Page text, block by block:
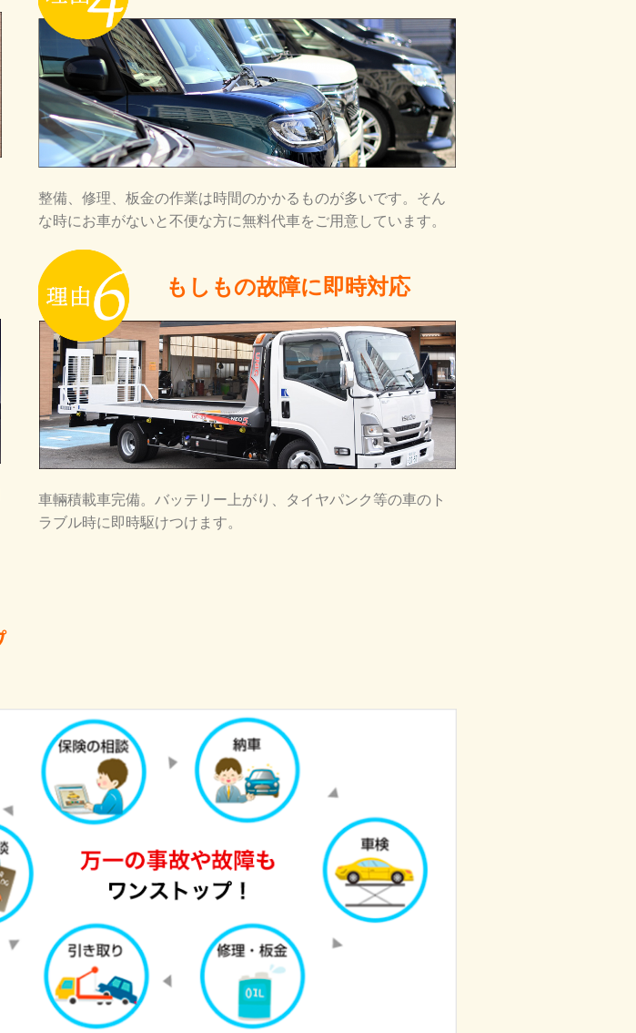
整備、修理、板金の作業は時間のかかるものが多いです。そん
な時にお車がないと不便な方に無料代車をご用意しています。
もしもの故障に即時対応
車輛積載車完備。バッテリー上がり、タイヤパンク等の車のト
ラブル時に即時駆けつけます。